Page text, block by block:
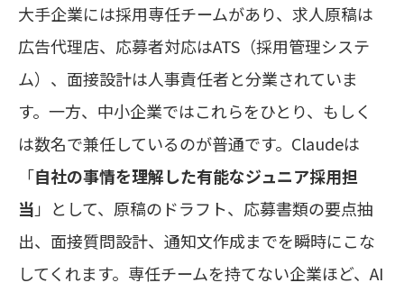
大手企業には採用専任チームがあり、求人原稿は
広告代理店、応募者対応はATS（採用管理システ
ム）、面接設計は人事責任者と分業されていま
す。一方、中小企業ではこれらをひとり、もしく
は数名で兼任しているのが普通です。Claudeは
「自社の事情を理解した有能なジュニア採用担
当 」として、原稿のドラフト、応募書類の要点抽
出、面接質問設計、通知文作成までを瞬時にこな
してくれます。専任チームを持てない企業ほど、AI